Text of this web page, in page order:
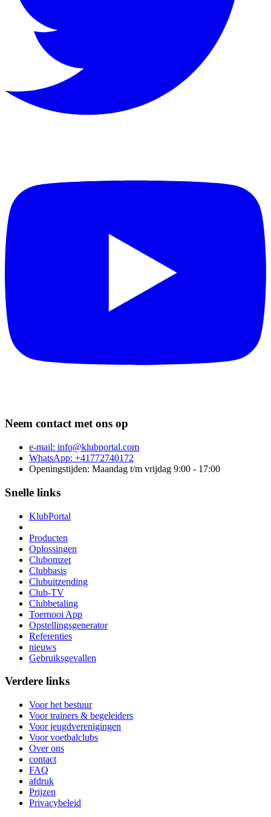
Neem contact met ons op
e-mail: info@klubportal.com
WhatsApp: +41772740172
Openingstijden: Maandag t/m vrijdag 9:00 - 17:00
Snelle links
KlubPortal
Producten
Oplossingen
Clubomzet
Clubbasis
Clubuitzending
Club-TV
Clubbetaling
Toernooi App
Opstellingsgenerator
Referenties
nieuws
Gebruiksgevallen
Verdere links
Voor het bestuur
Voor trainers & begeleiders
Voor jeugdverenigingen
Voor voetbalclubs
Over ons
contact
FAQ
afdruk
Prijzen
Privacybeleid